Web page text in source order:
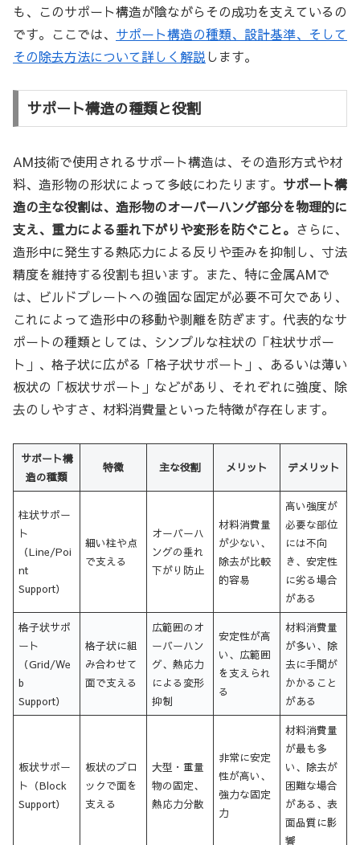
も、このサポート構造が陰ながらその成功を支えているの
です。ここでは、 サポート構造の種類、設計基準、そして
その除去方法について詳しく解説 します。
サポート構造の種類と役割
AM技術で使用されるサポート構造は、その造形方式や材
料、造形物の形状によって多岐にわたります。 サポート構
造の主な役割は、造形物のオーバーハング部分を物理的に
支え、重力による垂れ下がりや変形を防ぐこと。 さらに、
造形中に発生する熱応力による反りや歪みを抑制し、寸法
精度を維持する役割も担います。また、特に金属AMで
は、ビルドプレートへの強固な固定が必要不可欠であり、
これによって造形中の移動や剥離を防ぎます。代表的なサ
ポートの種類としては、シンプルな柱状の「柱状サポー
ト」、格子状に広がる「格子状サポート」、あるいは薄い
板状の「板状サポート」などがあり、それぞれに強度、除
去のしやすさ、材料消費量といった特徴が存在します。
サポート構
造の種類
特徴 主な役割 メリット デメリット
柱状サポー
ト
（Line/Poi
nt
Support）
細い柱や点
で支える
オーバーハ
ングの垂れ
下がり防止
材料消費量
が少ない、
除去が比較
的容易
高い強度が
必要な部位
には不向
き、安定性
に劣る場合
がある
格子状サポ
ート
（Grid/We
b
Support）
格子状に組
み合わせて
面で支える
広範囲のオ
ーバーハン
グ、熱応力
による変形
抑制
安定性が高
い、広範囲
を支えられ
る
材料消費量
が多い、除
去に手間が
かかること
がある
板状サポー
ト（Block
Support）
板状のブロ
ックで面を
支える
大型・重量
物の固定、
熱応力分散
非常に安定
性が高い、
強力な固定
力
材料消費量
が最も多
い、除去が
困難な場合
がある、表
面品質に影
響